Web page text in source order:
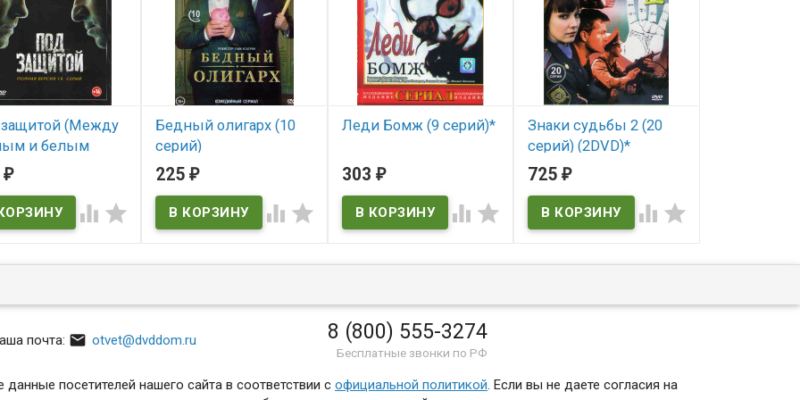
(Между
и белым
(16 серий)
₽
 
Бедный олигарх (10
серий)
В наличии
225₽
 
Леди Бомж (9 серий)*
303 ₽
 
Знаки судьбы 2 (20
серий) (2DVD)*
В наличии
725₽
 
почта:  otvet@dvddom.ru 8 (800) 555-3274
Бесплатные звонки по РФ
посетителей нашего сайта в соответствии с официальной политикой . Если вы не даете согласия на